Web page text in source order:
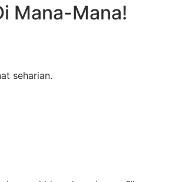
Mana-Mana!
seharian.